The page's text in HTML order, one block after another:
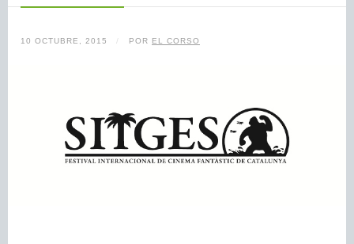
10 OCTUBRE, 2015 / POR EL CORSO